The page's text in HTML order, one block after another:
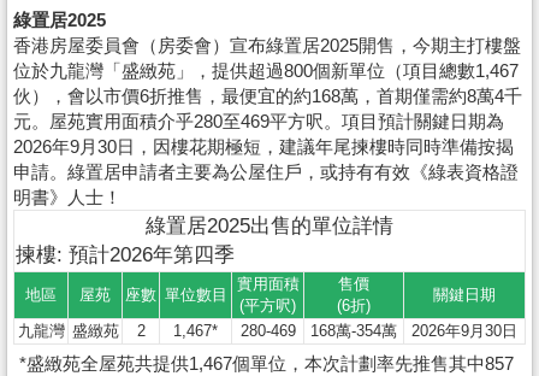
綠置居2025
香港房屋委員會（房委會）宣布綠置居2025開售，今期主打樓盤
位於九龍灣「盛緻苑」，提供超過800個新單位（項目總數1,467
伙），會以市價6折推售，最便宜的約168萬，首期僅需約8萬4千
元。屋苑實用面積介乎280至469平方呎。項目預計關鍵日期為
2026年9月30日，因樓花期極短，建議年尾揀樓時同時準備按揭
申請。綠置居申請者主要為公屋住戶，或持有有效《綠表資格證
明書》人士！
綠置居2025出售的單位詳情
揀樓: 預計2026年第四季
地區 屋苑 座數 單位數目
實用面積
(平方呎)
售價
(6折)
關鍵日期
九龍灣 盛緻苑 2 1,467* 280-469 168萬-354萬 2026年9月30日
*盛緻苑全屋苑共提供1,467個單位，本次計劃率先推售其中857